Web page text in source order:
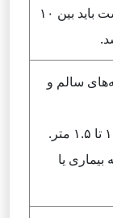
– دمای خاک در زمان کاشت باید بین ۱۰
سالم و
بیماری یا